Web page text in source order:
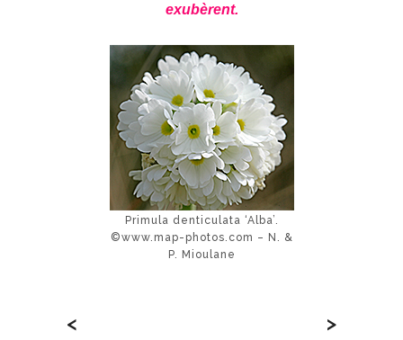
exubèrent.
Primula denticulata ‘Alba’.
©www.map-photos.com – N. &
P. Mioulane
< >